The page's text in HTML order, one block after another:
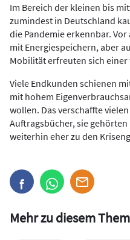
Im Bereich der kleinen bis
zumindest in Deutschland
die Pandemie erkennbar.
mit Energiespeichern, aber
Mobilität erfreuten sich
Viele Endkunden schienen
mit hohem
wollen. Das verschaffte
Auftragsbücher, sie
weiterhin eher zu den
Mehr zu diesem